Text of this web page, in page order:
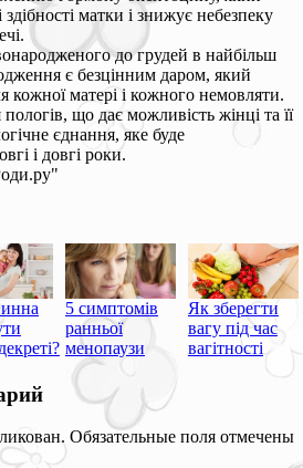
матки і знижує небезпеку
до грудей в найбільш
є безцінним даром, який
кожної матері і кожного немовляти.
що дає можливість жінці та її
єднання, яке буде
і довгі роки.
5 симптомів
ранньої
менопаузи
Як зберегти
вагу під час
вагітності
Обязательные поля отмечены